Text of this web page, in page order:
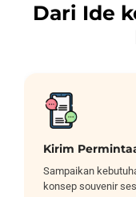
Dari Ide
Kirim
Sampaikan
konsep souvenir